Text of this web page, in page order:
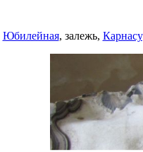
Юбилейная, залежь,